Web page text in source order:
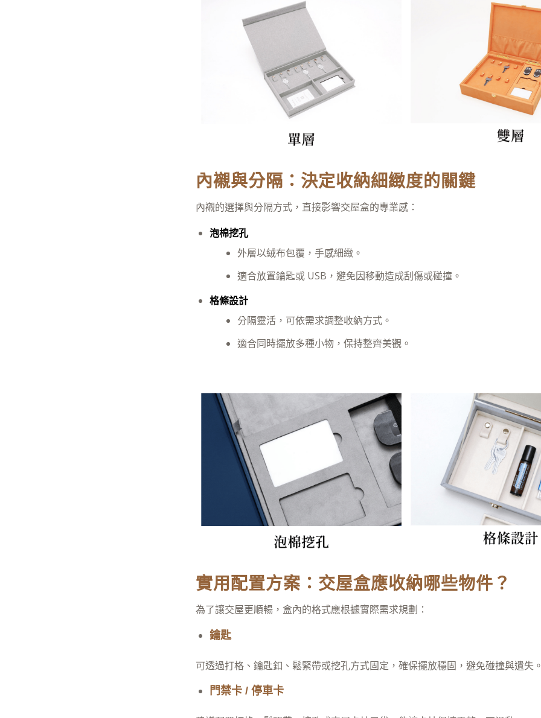
內襯與分隔：決定收納細緻度的關鍵
內襯的選擇與分隔方式，直接影響交屋盒的專業感：
泡棉挖孔
外層以絨布包覆，手感細緻。
適合放置鑰匙或 USB，避免因移動造成刮傷或碰撞。
格條設計
分隔靈活，可依需求調整收納方式。
適合同時擺放多種小物，保持整齊美觀。
實用配置方案：交屋盒應收納哪些物件？
為了讓交屋更順暢，盒內的格式應根據實際需求規劃：
鑰匙
可透過打格、鑰匙釦、鬆緊帶或挖孔方式固定，確保擺放穩固，避免碰撞與遺失
門禁卡 / 停車卡